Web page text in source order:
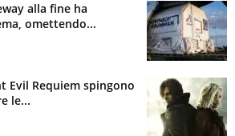
alla fine ha
omettendo...
Evil Requiem spingono
le...